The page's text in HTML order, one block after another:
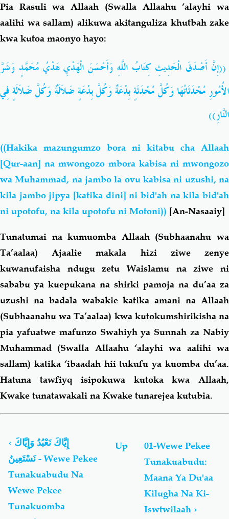
Pia Rasuli wa Allaah (Swalla Allaahu ‘alayhi wa
aalihi wa sallam) alikuwa akitanguliza khutbah zake
kwa kutoa maonyo hayo:
((إِنَّ أَصْدَقَ الْحَدِيثِ كِتَابُ اللَّهِ وَأَحْسَنَ الْهَدْيِ هَدْيُ مُحَمَّدٍ وَشَرَّ
الأُمُورِ مُحْدَثَاتُهَا وَكُلَّ مُحْدَثَةٍ بِدْعَةٌ وَكُلَّ بِدْعَةٍ ضَلاَلَةٌ وَكُلَّ ضَلاَلَةٍ فِي
النَّارِ))
((Hakika mazungumzo bora ni kitabu cha Allaah
[Qur-aan] na mwongozo mbora kabisa ni mwongozo
wa Muhammad, na jambo la ovu kabisa ni uzushi, na
kila jambo jipya [katika dini] ni bid'ah na kila bid'ah
ni upotofu, na kila upotofu ni Motoni)) [An-Nasaaiy]
Tunatumai na kumuomba Allaah (Subhaanahu wa
Ta’aalaa) Ajaalie makala hizi ziwe zenye
kuwanufaisha ndugu zetu Waislamu na ziwe ni
sababu ya kuepukana na shirki pamoja na du’aa za
uzushi na badala wabakie katika amani na Allaah
(Subhaanahu wa Ta’aalaa) kwa kutokumshirikisha na
pia yafuatwe mafunzo Swahiyh ya Sunnah za Nabiy
Muhammad (Swalla Allaahu ‘alayhi wa aalihi wa
sallam) katika ‘ibaadah hii tukufu ya kuomba du’aa.
Hatuna tawfiyq isipokuwa kutoka kwa Allaah,
Kwake tunatawakali na Kwake tunarejea kutubia.
links
for
إِيَّاكَ
نَعْبُدُ
وَإِيَّاكَ
‹
نَسْتَعِينُ - Wewe Pekee
Tunakuabudu Na
Wewe Pekee
Tunakuomba
Up
01-Wewe Pekee
Tunakuabudu:
Maana Ya Du'aa
Kilugha Na Ki-
Iswtwilaah ›